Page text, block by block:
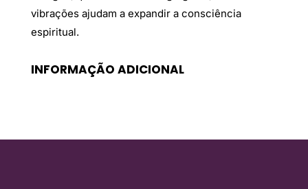
vibrações ajudam a expandir a consciência
espiritual.
INFORMAÇÃO ADICIONAL